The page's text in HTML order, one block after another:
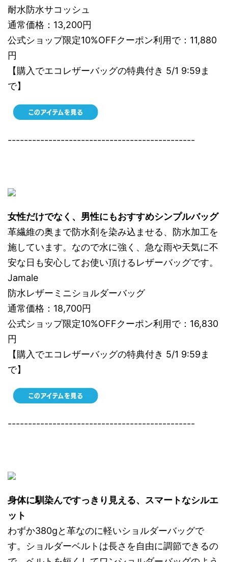
耐水防水サコッシュ
通常価格：13,200円
公式ショップ限定10%OFFクーポン利用で：11,880
円
【購入でエコレザーバッグの特典付き 5/1 9:59ま
で】
----------------------------------------------
女性だけでなく、男性にもおすすめシンプルバッグ
革繊維の奥まで防水剤を染み込ませる、防水加工を
施しています。なので水に強く、急な雨や天気に不
安な日も安心してお使い頂けるレザーバッグです。
Jamale
防水レザーミニショルダーバッグ
通常価格：18,700円
公式ショップ限定10%OFFクーポン利用で：16,830
円
【購入でエコレザーバッグの特典付き 5/1 9:59ま
で】
----------------------------------------------
身体に馴染んですっきり見える、スマートなシルエ
ット
わずか380gと革なのに軽いショルダーバッグで
す。ショルダーベルトは長さを自由に調節できるの